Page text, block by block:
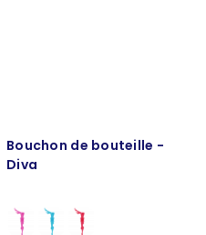
Bouchon de bouteille -
Diva